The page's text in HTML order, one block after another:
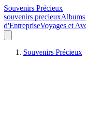
Souvenirs Précieux
souvenirs precieuxAlbums
d'EntrepriseVoyages et
Souvenirs Précieux